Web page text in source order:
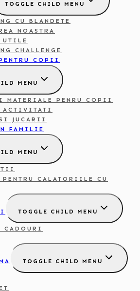
TOGGLE CHILD MENU
CU BLANDETE
NOASTRA
UTILE
CHALLENGE
COPII
MENU
MATERIALE PENRU COPII
JUCARII
FAMILIE
MENU
PENTRU CALATORIILE CU
TOGGLE CHILD MENU
CADOURI
TOGGLE CHILD MENU